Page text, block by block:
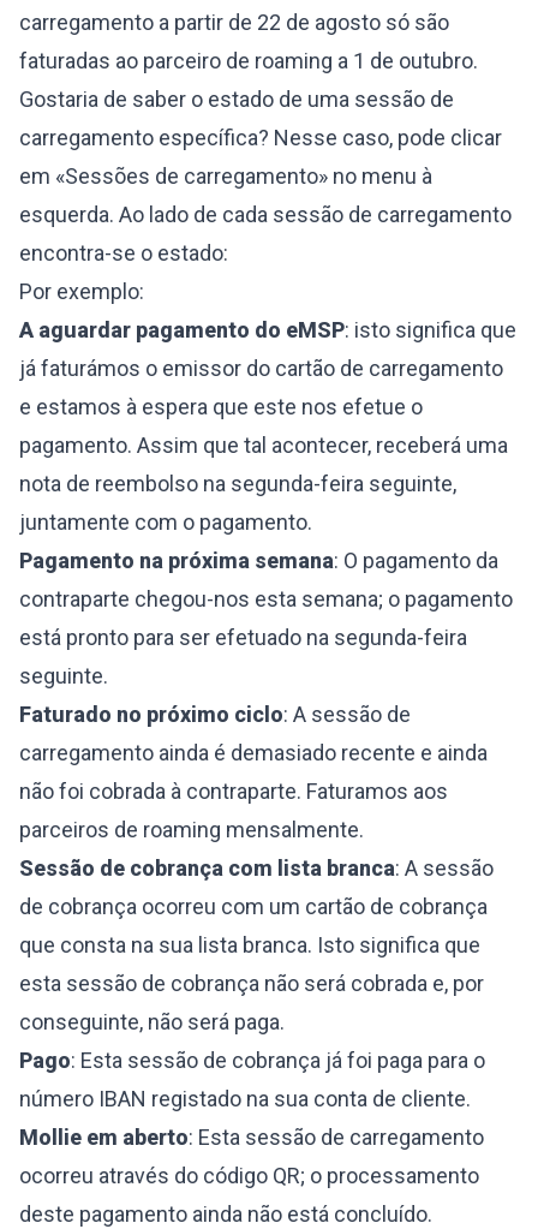
carregamento a partir de 22 de agosto só são
faturadas ao parceiro de roaming a 1 de outubro.
Gostaria de saber o estado de uma sessão de
carregamento específica? Nesse caso, pode clicar
em «Sessões de carregamento» no menu à
esquerda. Ao lado de cada sessão de carregamento
encontra-se o estado:
Por exemplo:
A aguardar pagamento do eMSP: isto significa que
já faturámos o emissor do cartão de carregamento
e estamos à espera que este nos efetue o
pagamento. Assim que tal acontecer, receberá uma
nota de reembolso na segunda-feira seguinte,
juntamente com o pagamento.
Pagamento na próxima semana: O pagamento da
contraparte chegou-nos esta semana; o pagamento
está pronto para ser efetuado na segunda-feira
seguinte.
Faturado no próximo ciclo: A sessão de
carregamento ainda é demasiado recente e ainda
não foi cobrada à contraparte. Faturamos aos
parceiros de roaming mensalmente.
Sessão de cobrança com lista branca: A sessão
de cobrança ocorreu com um cartão de cobrança
que consta na sua lista branca. Isto significa que
esta sessão de cobrança não será cobrada e, por
conseguinte, não será paga.
Pago: Esta sessão de cobrança já foi paga para o
número IBAN registado na sua conta de cliente.
Mollie em aberto: Esta sessão de carregamento
ocorreu através do código QR; o processamento
deste pagamento ainda não está concluído.